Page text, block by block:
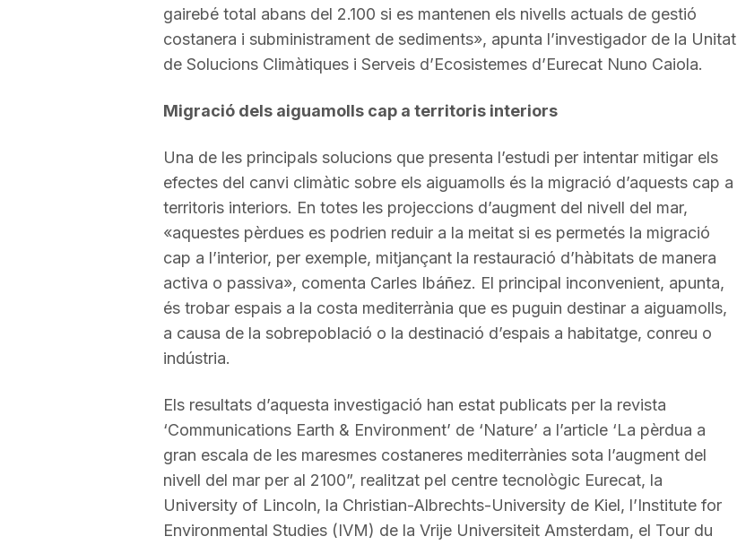
gairebé total abans del 2.100 si es mantenen els nivells actuals de gestió
costanera i subministrament de sediments», apunta l’investigador de la Unitat
de Solucions Climàtiques i Serveis d’Ecosistemes d’Eurecat Nuno Caiola.
Migració dels aiguamolls cap a territoris interiors
Una de les principals solucions que presenta l’estudi per intentar mitigar els
efectes del canvi climàtic sobre els aiguamolls és la migració d’aquests cap a
territoris interiors. En totes les projeccions d’augment del nivell del mar,
«aquestes pèrdues es podrien reduir a la meitat si es permetés la migració
cap a l’interior, per exemple, mitjançant la restauració d’hàbitats de manera
activa o passiva», comenta Carles Ibáñez. El principal inconvenient, apunta,
és trobar espais a la costa mediterrània que es puguin destinar a aiguamolls,
a causa de la sobrepoblació o la destinació d’espais a habitatge, conreu o
indústria.
Els resultats d’aquesta investigació han estat publicats per la revista
‘Communications Earth & Environment’ de ‘Nature’ a l’article ‘La pèrdua a
gran escala de les maresmes costaneres mediterrànies sota l’augment del
nivell del mar per al 2100”, realitzat pel centre tecnològic Eurecat, la
University of Lincoln, la Christian-Albrechts-University de Kiel, l’Institute for
Environmental Studies (IVM) de la Vrije Universiteit Amsterdam, el Tour du